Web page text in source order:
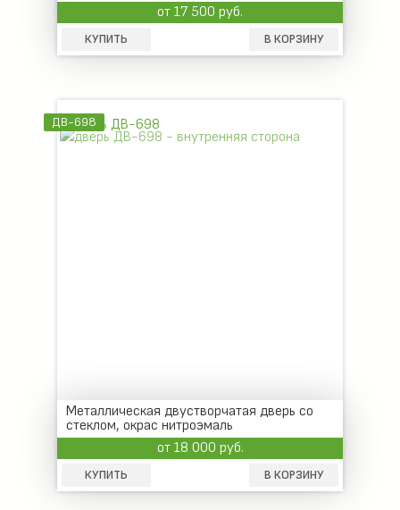
от 17 500 руб.
КУПИТЬ В КОРЗИНУ
ДВ-698
Металлическая двустворчатая дверь со
стеклом, окрас нитроэмаль
от 18 000 руб.
КУПИТЬ В КОРЗИНУ